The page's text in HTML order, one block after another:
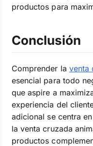
productos para
Conclusión
Comprender la venta
esencial para todo
que aspire a
experiencia del
adicional se centra
la venta cruzada
productos